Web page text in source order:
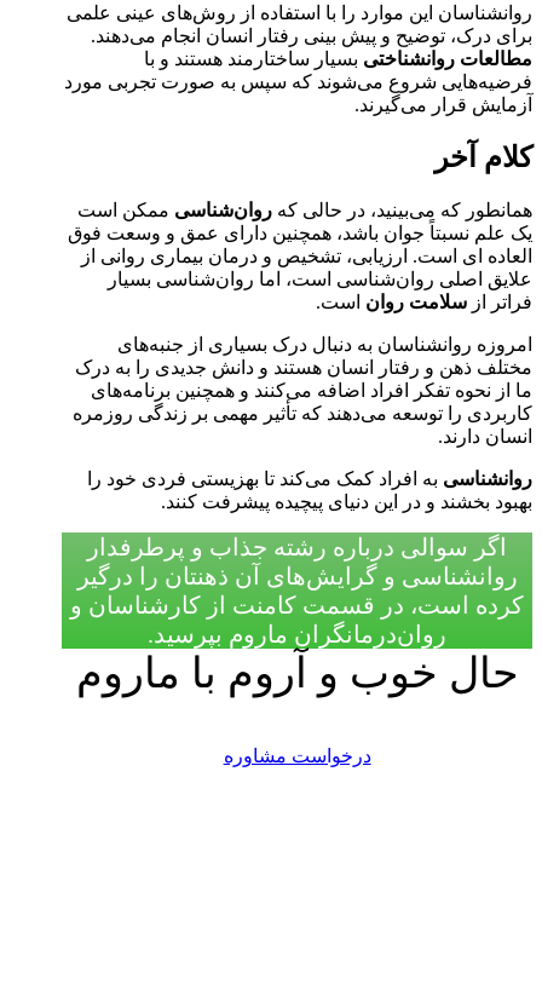
روانشناسان این موارد را با استفاده از روش‌های عینی علمی
برای درک، توضیح و پیش بینی رفتار انسان انجام می‌دهند.
مطالعات روانشناختی بسیار ساختارمند هستند و با
فرضیه‌هایی شروع می‌شوند که سپس به صورت تجربی مورد
آزمایش قرار می‌گیرند.
کلام آخر
همانطور که می‌بینید، در حالی که روان‌شناسی ممکن است
یک علم نسبتاً جوان باشد، همچنین دارای عمق و وسعت فوق
العاده ای است. ارزیابی، تشخیص و درمان بیماری روانی از
علایق اصلی روان‌شناسی است، اما روان‌شناسی بسیار
فراتر از سلامت روان است.
امروزه روانشناسان به دنبال درک بسیاری از جنبه‌های
مختلف ذهن و رفتار انسان هستند و دانش جدیدی را به درک
ما از نحوه تفکر افراد اضافه می‌کنند و همچنین برنامه‌های
کاربردی را توسعه می‌دهند که تأثیر مهمی بر زندگی روزمره
انسان دارند.
روانشناسی به افراد کمک می‌کند تا بهزیستی فردی خود را
بهبود بخشند و در این دنیای پیچیده پیشرفت کنند.
اگر سوالی درباره رشته جذاب و پرطرفدار
روانشناسی و گرایش‌های آن ذهنتان را درگیر
کرده است، در قسمت کامنت از کارشناسان و
روان‎‌‌درمانگران ماروم بپرسید.
حال خوب و آروم با ماروم
درخواست مشاوره